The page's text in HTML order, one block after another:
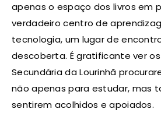
apenas o espaço dos livros em
verdadeiro centro de
tecnologia, um lugar de
descoberta. É gratificante ver
Secundária da Lourinhã
não apenas para estudar, mas
sentirem acolhidos e apoiados.